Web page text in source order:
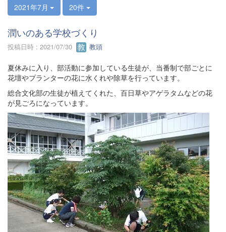
2021年7月 20件
潤いのある学校づくり
投稿日時 : 2021/07/30 教頭
夏休みに入り、部活動に参加している生徒が、当番制で部ごとに
花壇やプランターの花に水くれや除草を行っています。
総合文化部の生徒が植えてくれた、百日草やアゲラタムなどの花
が見ごろになっています。